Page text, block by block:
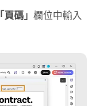
「頁碼」 欄位中輸入